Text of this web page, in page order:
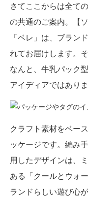
さてここからは全て
の共通のご案内。【
「ベレ」は、ブラン
れてお届けします。
なんと、牛乳パック
アイディアではあり
クラフト素材をベー
ッケージです。編み
用したデザインは、
ある「クールとウォ
ランドらしい遊び心